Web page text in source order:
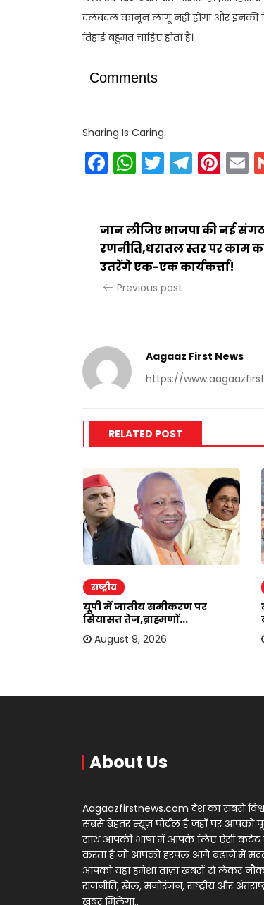
दलबदल कानून लागू नहीं होगा और इनकी
तिहाई बहुमत चाहिए होता है।
Comments
Sharing Is Caring:
Facebook
WhatsApp
Twitter
जान लीजिए भाजपा की नई
रणनीति,धरातल स्तर पर काम
उतरेंगे एक-एक कार्यकर्त्ता!
Previous post
Aagaaz First News
https://
RELATED POST
राष्ट्रीय
यूपी में जातीय समीकरण पर
सियासत तेज,ब्राह्मणों...
August 9, 2026
About Us
Aagaazfirstnews.com देश का सबसे
सबसे बेहतर न्यूज़ पोर्टल है जहाँ पर आपको
साथ आपकी भाषा में आपके लिए ऐसी कंटेंट
करता है जो आपको हरपल आगे बढ़ाने में
आपको यहां हमेशा ताज़ा खबरों से लेकर
राजनीति, खेल, मनोरंजन, राष्ट्रीय और
खबर मिलेगा..